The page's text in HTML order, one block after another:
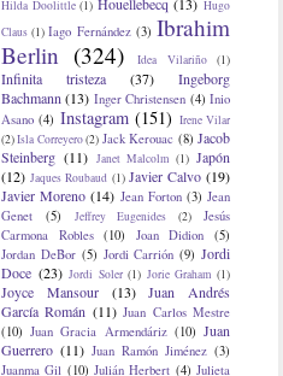
Hilda Doolittle (1)
Hugo
Claus (1) Iago Fernández (3) Ibrahim
Berlin (324) Idea Vilariño (1)
Infinita tristeza (37)
Ingeborg
Bachmann (13) Inger Christensen (4) Inio
Asano (4) Instagram (151) Irene Vilar
(2)Isla Correyero(2) Jack Kerouac (8) Jacob
Steinberg (11) Janet Malcolm (1) Japón
(12) Jaques Roubaud (1) Javier Calvo (19)
Javier Moreno (14) Jean Forton (3) Jean
Genet
(5) Jeffrey Eugenides (2)
Jesús
Carmona Robles
(10) Joan Didion
(5)
Jordan DeBor (5) Jordi Carrión (9) Jordi
Doce (23) Jordi Soler (1) Jorie Graham (1)
Joyce Mansour (13)
Juan Andrés
García Román (11) Juan Carlos Mestre
(10) Juan Gracia Armendáriz (10) Juan
Guerrero (11) Juan Ramón Jiménez (3)
Juanma Gil (10) Julián Herbert (4) Julieta